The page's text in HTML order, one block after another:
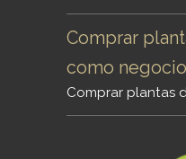
Comprar
como
Comprar plantas